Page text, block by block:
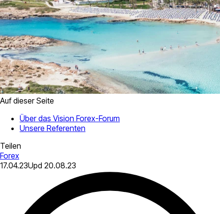
Auf dieser Seite
Über das Vision Forex-Forum
Unsere Referenten
Teilen
Forex
17.04.23Upd 20.08.23